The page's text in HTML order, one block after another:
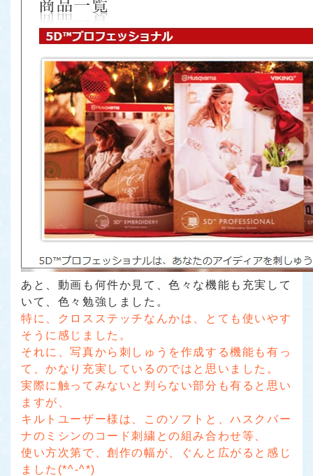
あと、動画も何件か見て、色々な機能も充実して
いて、色々勉強しました。
特に、クロスステッチなんかは、とても使いやす
そうに感じました。
それに、写真から刺しゅうを作成する機能も有っ
て、かなり充実しているのではと思いました。
実際に触ってみないと判らない部分も有ると思い
ますが、
キルトユーザー様は、このソフトと、ハスクバー
ナのミシンのコード刺繍との組み合わせ等、
使い方次第で、創作の幅が、ぐんと広がると感じ
ました(*^-^*)